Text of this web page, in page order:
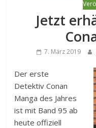
Jetzt
7. März 2019
Der erste
Detektiv Conan
Manga des Jahres
ist mit Band 95 ab
heute offiziell